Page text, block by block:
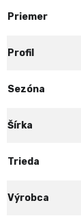
Priemer
Profil
Sezóna
Šírka
Trieda
Výrobca